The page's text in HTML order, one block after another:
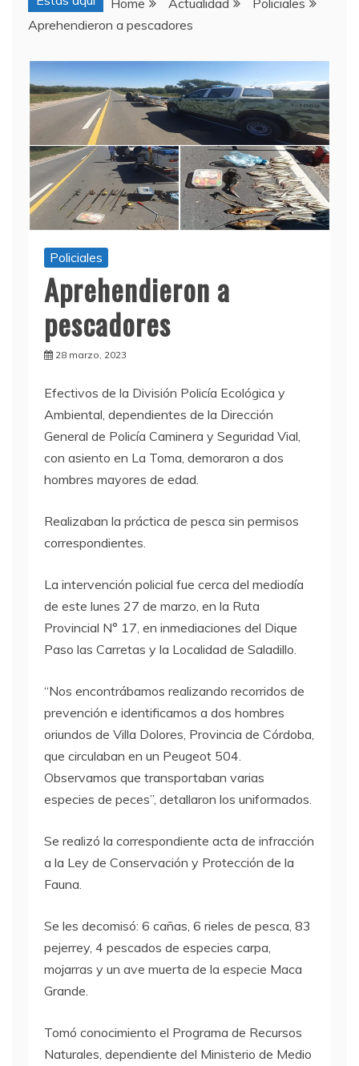
Home Actualidad
Policiales
Aprehendieron a pescadores
Policiales
Aprehendieron a
pescadores
28 marzo, 2023
Efectivos de la División Policía Ecológica y
Ambiental, dependientes de la Dirección
General de Policía Caminera y Seguridad Vial,
con asiento en La Toma, demoraron a dos
hombres mayores de edad.
Realizaban la práctica de pesca sin permisos
correspondientes.
La intervención policial fue cerca del mediodía
de este lunes 27 de marzo, en la Ruta
Provincial N° 17, en inmediaciones del Dique
Paso las Carretas y la Localidad de Saladillo.
“Nos encontrábamos realizando recorridos de
prevención e identificamos a dos hombres
oriundos de Villa Dolores, Provincia de Córdoba,
que circulaban en un Peugeot 504.
Observamos que transportaban varias
especies de peces”, detallaron los uniformados.
Se realizó la correspondiente acta de infracción
a la Ley de Conservación y Protección de la
Fauna.
Se les decomisó: 6 cañas, 6 rieles de pesca, 83
pejerrey, 4 pescados de especies carpa,
mojarras y un ave muerta de la especie Maca
Grande.
Tomó conocimiento el Programa de Recursos
Naturales, dependiente del Ministerio de Medio